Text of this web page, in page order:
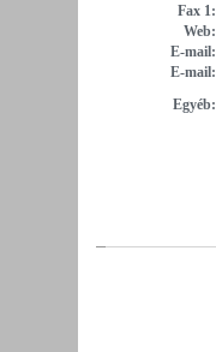
Fax 1:
Web:
E-mail:
E-mail:
Egyéb: